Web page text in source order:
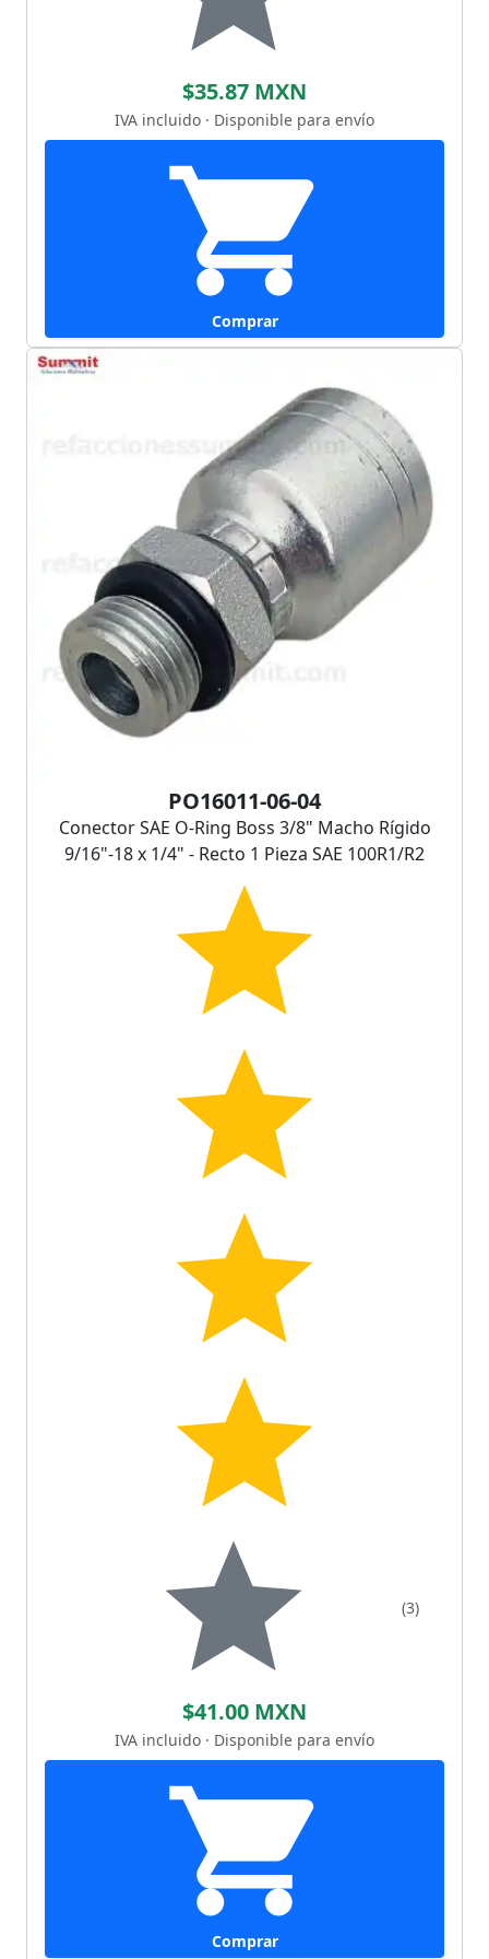
$35.87 MXN
IVA incluido · Disponible para envío
Comprar
PO16011-06-04
Conector SAE O-Ring Boss 3/8" Macho Rígido
9/16"-18 x 1/4" - Recto 1 Pieza SAE 100R1/R2
(3)
$41.00 MXN
IVA incluido · Disponible para envío
Comprar